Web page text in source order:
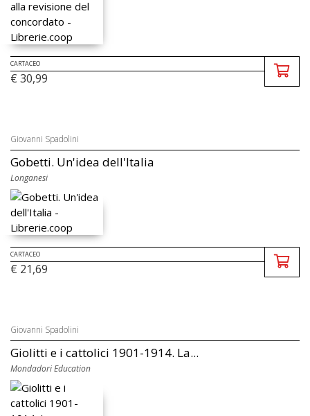
CARTACEO
€ 30,99
Giovanni Spadolini
Gobetti. Un'idea dell'Italia
Longanesi
CARTACEO
€ 21,69
Giovanni Spadolini
Giolitti e i cattolici 1901-1914. La...
Mondadori Education